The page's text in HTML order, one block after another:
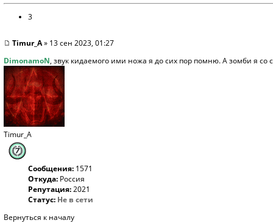
3
Timur_A» 13 сен 2023, 01:27
DimonamoN, звук кидаемого ими ножа я до сих пор помню. А зомби я со
Timur_A
Сообщения: 1571
Откуда: Россия
Репутация:2021
Статус: Не в сети
Вернуться к началу